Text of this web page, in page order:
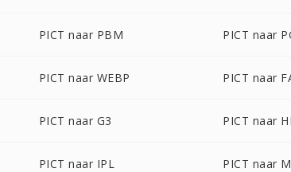
PICT naar PBM PICT naar
PICT naar WEBP PICT naar
PICT naar G3 PICT naar
PICT naar IPL PICT naar